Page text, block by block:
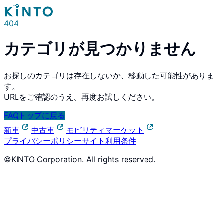
404
カテゴリが見つかりません
お探しのカテゴリは存在しないか、移動した可能性がありま
す。
URLをご確認のうえ、再度お試しください。
FAQトップに戻る
新車
中古車
モビリティマーケット
プライバシーポリシーサイト利用条件
©KINTO Corporation. All rights reserved.